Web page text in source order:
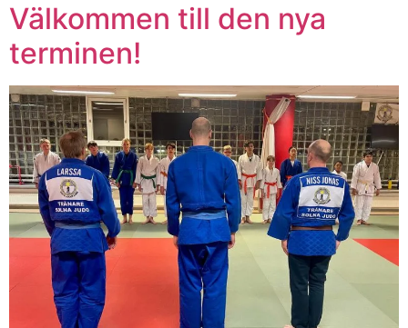
Välkommen till den nya
terminen!